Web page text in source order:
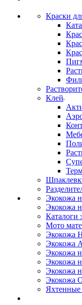
Краски
Клей
Экокожа
Экокожа
Каталоги
Мото
Экокожа
Экокожа
Экокожа
Экокожа
Экокожа
Экокожа
Яхтенные